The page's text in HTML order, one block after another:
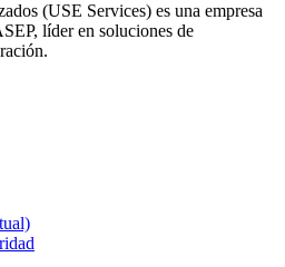
(USE Services) es una empresa
líder en soluciones de